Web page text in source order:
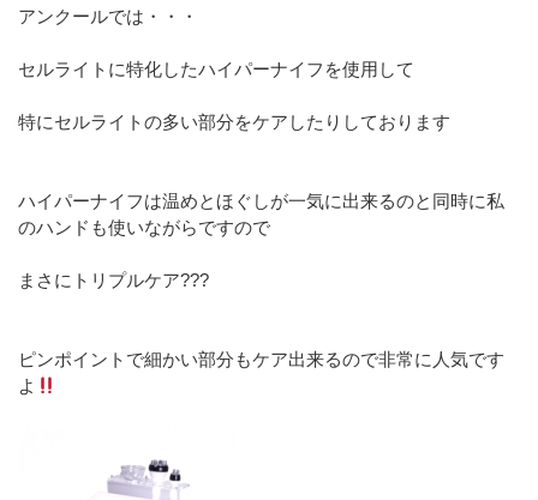
アンクールでは・・・
セルライトに特化したハイパーナイフを使用して
特にセルライトの多い部分をケアしたりしております
ハイパーナイフは温めとほぐしが一気に出来るのと同時に私
のハンドも使いながらですので
まさにトリプルケア???
ピンポイントで細かい部分もケア出来るので非常に人気です
よ